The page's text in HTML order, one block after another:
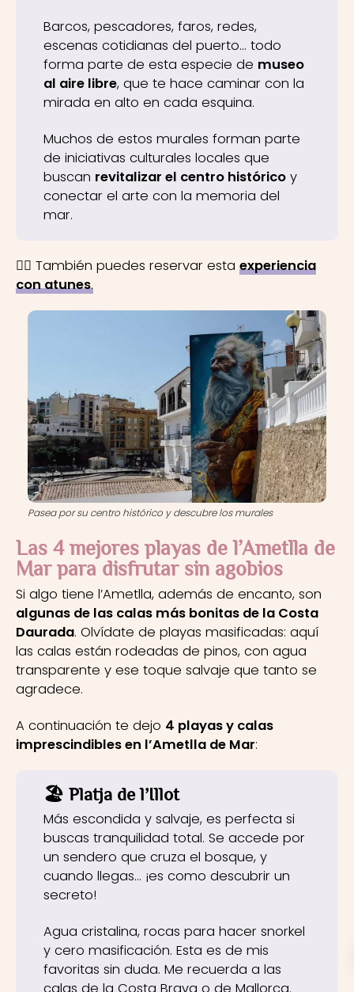
Barcos, pescadores, faros, redes,
escenas cotidianas del puerto… todo
forma parte de esta especie de museo
al aire libre, que te hace caminar con la
mirada en alto en cada esquina.
Muchos de estos murales forman parte
de iniciativas culturales locales que
buscan revitalizar el centro histórico y
conectar el arte con la memoria del
mar.
👉🏼 También puedes reservar esta experiencia
con atunes.
Pasea por su centro histórico y descubre los murales
Las 4 mejores playas de l’Ametlla de
Mar para disfrutar sin agobios
Si algo tiene l’Ametlla, además de encanto, son
algunas de las calas más bonitas de la Costa
Daurada. Olvídate de playas masificadas: aquí
las calas están rodeadas de pinos, con agua
transparente y ese toque salvaje que tanto se
agradece.
A continuación te dejo 4 playas y calas
imprescindibles en l’Ametlla de Mar:
🏖️ Platja de l’Illot
Más escondida y salvaje, es perfecta si
buscas tranquilidad total. Se accede por
un sendero que cruza el bosque, y
cuando llegas… ¡es como descubrir un
secreto!
Agua cristalina, rocas para hacer snorkel
y cero masificación. Esta es de mis
favoritas sin duda. Me recuerda a las